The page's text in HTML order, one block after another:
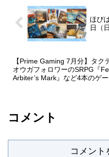
ほび
日（
【Prime Gaming 7月分】タク
オウガフォロワーのSRPG『
Arbiter’s Mark』など4本のゲー
コメント
コメント